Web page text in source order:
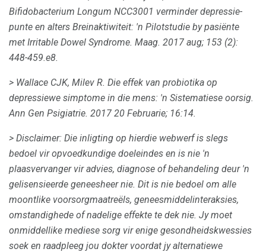
Bifidobacterium Longum NCC3001 verminder depressie-
punte en alters Breinaktiwiteit: 'n Pilotstudie by pasiënte
met Irritable Dowel Syndrome. Maag. 2017 aug; 153 (2):
448-459.e8.
> Wallace CJK, Milev R. Die effek van probiotika op
depressiewe simptome in die mens: 'n Sistematiese oorsig.
Ann Gen Psigiatrie. 2017 20 Februarie; 16:14.
> Disclaimer: Die inligting op hierdie webwerf is slegs
bedoel vir opvoedkundige doeleindes en is nie 'n
plaasvervanger vir advies, diagnose of behandeling deur 'n
gelisensieerde geneesheer nie. Dit is nie bedoel om alle
moontlike voorsorgmaatreëls, geneesmiddelinteraksies,
omstandighede of nadelige effekte te dek nie. Jy moet
onmiddellike mediese sorg vir enige gesondheidskwessies
soek en raadpleeg jou dokter voordat jy alternatiewe